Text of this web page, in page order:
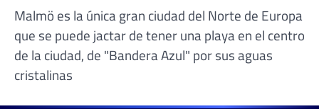
Malmö es la única gran ciudad del Norte de Europa
que se puede jactar de tener una playa en el centro
de la ciudad, de "Bandera Azul" por sus aguas
cristalinas